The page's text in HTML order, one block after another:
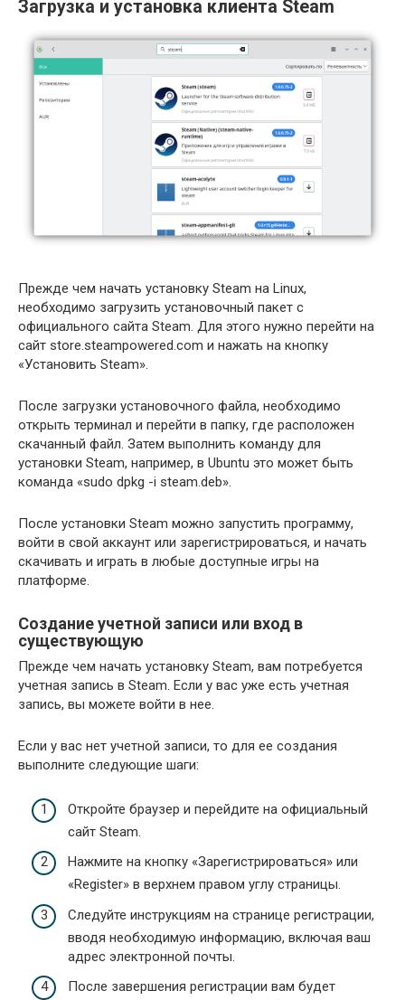
Загрузка и установка клиента Steam
Прежде чем начать установку Steam на Linux,
необходимо загрузить установочный пакет с
официального сайта Steam. Для этого нужно перейти на
сайт store.steampowered.com и нажать на кнопку
«Установить Steam».
После загрузки установочного файла, необходимо
открыть терминал и перейти в папку, где расположен
скачанный файл. Затем выполнить команду для
установки Steam, например, в Ubuntu это может быть
команда «sudo dpkg -i steam.deb».
После установки Steam можно запустить программу,
войти в свой аккаунт или зарегистрироваться, и начать
скачивать и играть в любые доступные игры на
платформе.
Создание учетной записи или вход в
существующую
Прежде чем начать установку Steam, вам потребуется
учетная запись в Steam. Если у вас уже есть учетная
запись, вы можете войти в нее.
Если у вас нет учетной записи, то для ее создания
выполните следующие шаги:
Откройте браузер и перейдите на официальный
сайт Steam.
Нажмите на кнопку «Зарегистрироваться» или
«Register» в верхнем правом углу страницы.
Следуйте инструкциям на странице регистрации,
вводя необходимую информацию, включая ваш
адрес электронной почты.
После завершения регистрации вам будет